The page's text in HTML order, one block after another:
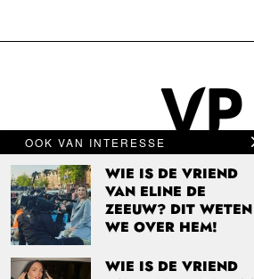
OOK VAN INTERESSE
WIE IS DE VRIEND
VAN ELINE DE
ZEEUW? DIT WETEN
WE OVER HEM!
WIE IS DE VRIEND